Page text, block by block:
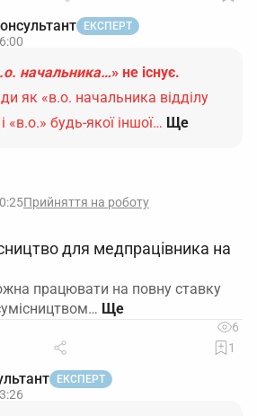
ЕКСПЕРТ
начальника…» не існує.
як «в.о. начальника відділу
«в.о.» будь-якої іншої… Ще
Прийняття на роботу
для медпрацівника на
працювати на повну ставку
6
1
ЕКСПЕРТ